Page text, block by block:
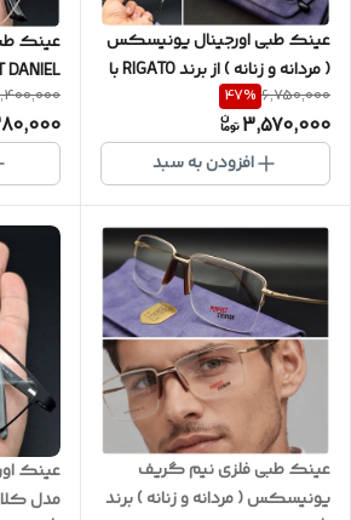
عینک طبی اورجینال یونیسکس
( مردانه و زنانه ) از برند RIGATO با
همراه پک کامل ( با امکان
سفارش ساخت عدسی با نمره
چشم شما ) کد RG6500
6,750,000
47%
3,570,000
افزودن به سبد
عینک
و
کامل (
6053
عینک طبی فلزی نیم گریف
یونیسکس ( مردانه و زنانه ) برند
عینک
مدل